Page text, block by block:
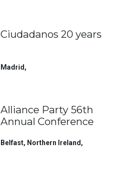
Ciudadanos 20 years
Madrid ,
Alliance Party 56th
Annual Conference
Belfast, Northern Ireland ,